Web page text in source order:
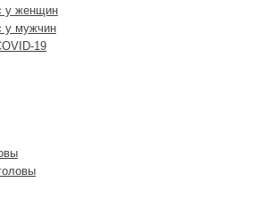
у женщин
у мужчин
19